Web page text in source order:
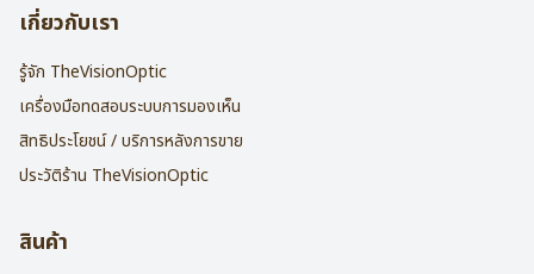
เกี่ยวกับเรา
รู้จัก TheVisionOptic
เครื่องมือทดสอบระบบการมองเห็น
สิทธิประโยชน์ / บริการหลังการขาย
ประวัติร้าน TheVisionOptic
สินค้า